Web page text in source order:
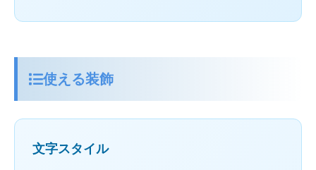
使える装飾
文字スタイル